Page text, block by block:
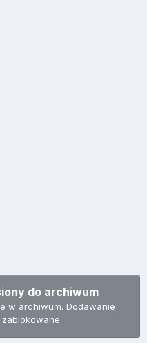
do archiwum
w archiwum. Dodawanie